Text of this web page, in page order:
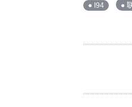
● I94 ●